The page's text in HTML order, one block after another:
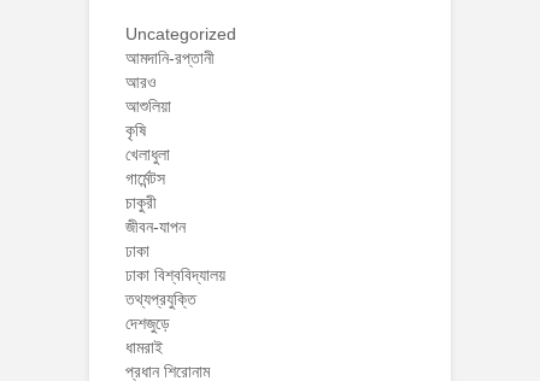
Uncategorized
আমদানি-রপ্তানী
আরও
আশুলিয়া
কৃষি
খেলাধুলা
গার্মেন্টস
চাকুরী
জীবন-যাপন
ঢাকা
ঢাকা বিশ্ববিদ্যালয়
তথ্যপ্রযুক্তি
দেশজুড়ে
ধামরাই
প্রধান শিরোনাম